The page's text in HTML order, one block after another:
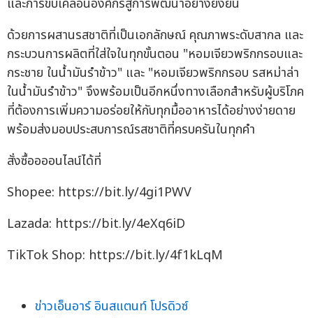
ด้วยการผสานรสชาติที่เป็นเอกลักษณ์ คุณภาพระดับสากล และ
กระบวนการผลิตที่ใส่ใจในทุกขั้นตอน "หอมเจียวพริกกรอบและ
กระชาย ในน้ำมันรำข้าว" และ "หอมเจียวพริกกรอบ รสหม่าล่า
ในน้ำมันรำข้าว" จึงพร้อมเป็นอีกหนึ่งทางเลือกสำหรับผู้บริโภค
ที่ต้องการเพิ่มความอร่อยให้กับทุกมื้ออาหารได้อย่างง่ายดาย
พร้อมส่งมอบประสบการณ์รสชาติที่ครบครันในทุกคำ
สั่งซื้ออออนไลน์ได้ที่
Shopee: https://bit.ly/4gi1PWV
Lazada: https://bit.ly/4eXq6iD
TikTok Shop: https://bit.ly/4f1kLqM
ข่าวเอ็นอาร์ อินสแตนท์ โปรดิวซ์